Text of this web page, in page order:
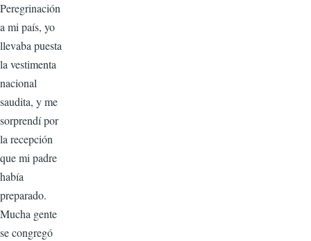
Peregrinación
a mi país, yo
llevaba puesta
la vestimenta
nacional
saudita, y me
sorprendí por
la recepción
que mi padre
había
preparado.
Mucha gente
se congregó